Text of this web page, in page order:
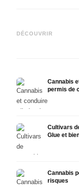
DÉCOUVRIR
automédication et ce
Cannabis
permis de
Cultivars
Glue et
Cannabis
risques